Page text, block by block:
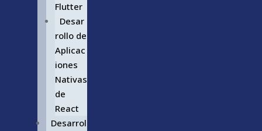
Flutter
Desar
rollo de
Aplicac
iones
Nativas
de
React
Desarrol